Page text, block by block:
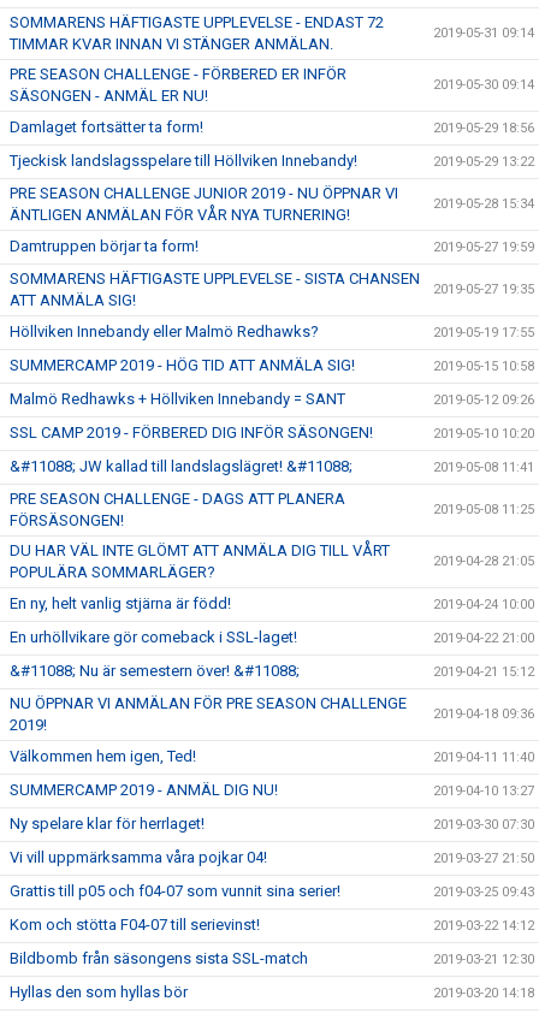
SOMMARENS HÄFTIGASTE UPPLEVELSE - ENDAST 72
TIMMAR KVAR INNAN VI STÄNGER ANMÄLAN.
2019-05-31 09:14
PRE SEASON CHALLENGE - FÖRBERED ER INFÖR
SÄSONGEN - ANMÄL ER NU!
2019-05-30 09:14
Damlaget fortsätter ta form! 2019-05-29 18:56
Tjeckisk landslagsspelare till Höllviken Innebandy! 2019-05-29 13:22
PRE SEASON CHALLENGE JUNIOR 2019 - NU ÖPPNAR VI
ÄNTLIGEN ANMÄLAN FÖR VÅR NYA TURNERING!
2019-05-28 15:34
Damtruppen börjar ta form! 2019-05-27 19:59
SOMMARENS HÄFTIGASTE UPPLEVELSE - SISTA CHANSEN
ATT ANMÄLA SIG!
2019-05-27 19:35
Höllviken Innebandy eller Malmö Redhawks? 2019-05-19 17:55
SUMMERCAMP 2019 - HÖG TID ATT ANMÄLA SIG! 2019-05-15 10:58
Malmö Redhawks + Höllviken Innebandy = SANT 2019-05-12 09:26
SSL CAMP 2019 - FÖRBERED DIG INFÖR SÄSONGEN! 2019-05-10 10:20
&#11088; JW kallad till landslagslägret! &#11088; 2019-05-08 11:41
PRE SEASON CHALLENGE - DAGS ATT PLANERA
FÖRSÄSONGEN!
2019-05-08 11:25
DU HAR VÄL INTE GLÖMT ATT ANMÄLA DIG TILL VÅRT
POPULÄRA SOMMARLÄGER?
2019-04-28 21:05
En ny, helt vanlig stjärna är född! 2019-04-24 10:00
En urhöllvikare gör comeback i SSL-laget! 2019-04-22 21:00
&#11088; Nu är semestern över! &#11088; 2019-04-21 15:12
NU ÖPPNAR VI ANMÄLAN FÖR PRE SEASON CHALLENGE
2019!
2019-04-18 09:36
Välkommen hem igen, Ted! 2019-04-11 11:40
SUMMERCAMP 2019 - ANMÄL DIG NU! 2019-04-10 13:27
Ny spelare klar för herrlaget! 2019-03-30 07:30
Vi vill uppmärksamma våra pojkar 04! 2019-03-27 21:50
Grattis till p05 och f04-07 som vunnit sina serier! 2019-03-25 09:43
Kom och stötta F04-07 till serievinst! 2019-03-22 14:12
Bildbomb från säsongens sista SSL-match 2019-03-21 12:30
Hyllas den som hyllas bör 2019-03-20 14:18